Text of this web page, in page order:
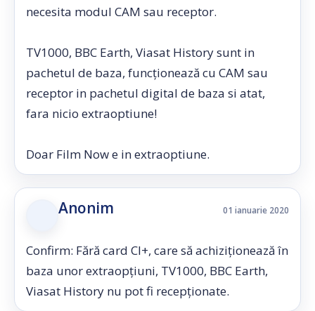
necesita modul CAM sau receptor.
TV1000, BBC Earth, Viasat History sunt in
pachetul de baza, funcționează cu CAM sau
receptor in pachetul digital de baza si atat,
fara nicio extraoptiune!
Doar Film Now e in extraoptiune.
Anonim 01 ianuarie 2020
Confirm: Fără card CI+, care să achiziționează în
baza unor extraopțiuni, TV1000, BBC Earth,
Viasat History nu pot fi recepționate.